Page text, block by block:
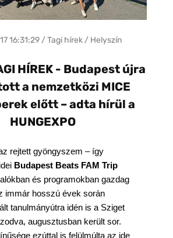
16:31:29 / Tagi hírek / Helyszín
HÍREK - Budapest újra
a nemzetközi MICE
előtt – adta hírül a
HUNGEXPO
rejtett gyöngyszem – így
Budapest Beats FAM Trip
és programokban gazdag
immár hosszú évek során
tanulmányútra idén is a Sziget
augusztusban került sor.
ezúttal is felülmúlta az ide